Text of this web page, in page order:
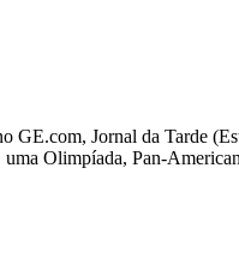
Jornal da Tarde
Olimpíada, Pan-